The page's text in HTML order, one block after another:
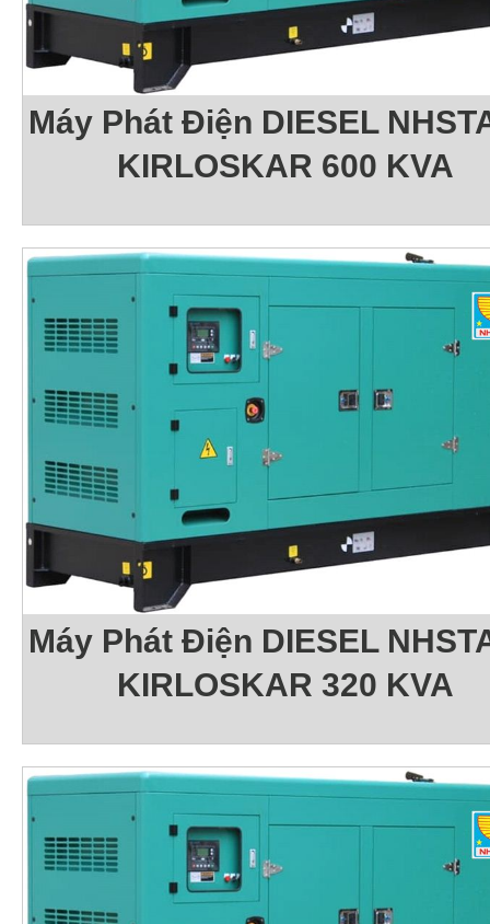
Máy Phát Điện DIESEL
KIRLOSKAR 600 KVA
Máy Phát Điện DIESEL
KIRLOSKAR 320 KVA